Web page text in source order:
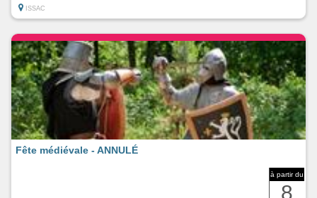
ISSAC
à partir du
8
Fête médiévale - ANNULÉ